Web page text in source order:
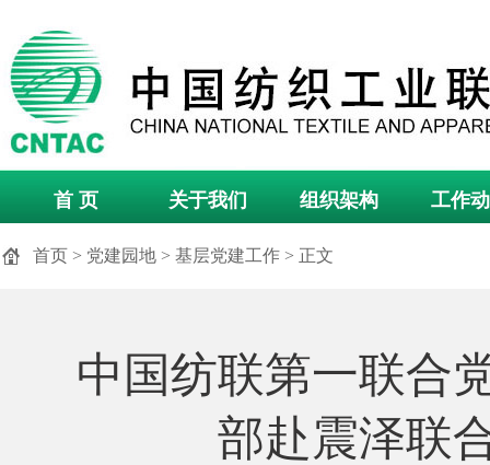
首 页 关于我们 组织架构 工作
首页 > 党建园地 > 基层党建工作 > 正文
中国纺联第一联合
部赴震泽联